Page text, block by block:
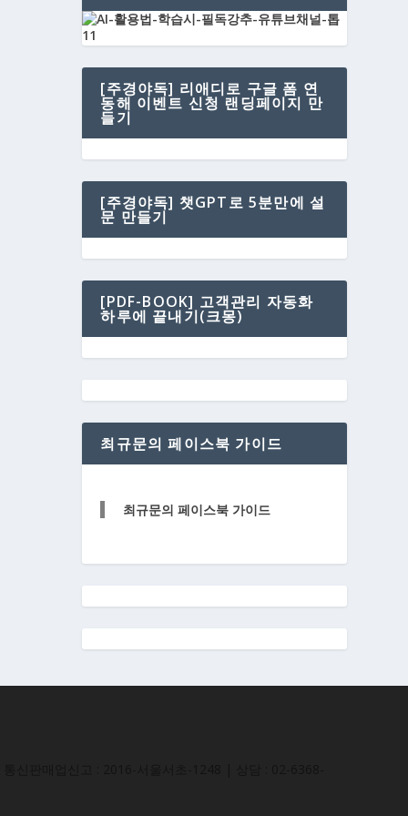
[주경야독] 리애디로 구글 폼 연
동해 이벤트 신청 랜딩페이지 만
들기
[주경야독] 챗GPT로 5분만에 설
문 만들기
[PDF-BOOK] 고객관리 자동화
하루에 끝내기(크몽)
최규문의 페이스북 가이드
최규문의 페이스북 가이드